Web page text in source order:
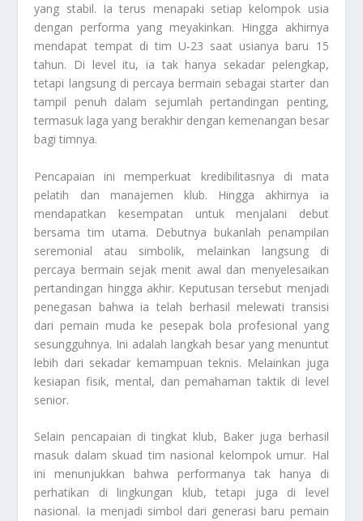
yang stabil. Ia terus menapaki setiap kelompok usia
dengan performa yang meyakinkan. Hingga akhirnya
mendapat tempat di tim U‑23 saat usianya baru 15
tahun. Di level itu, ia tak hanya sekadar pelengkap,
tetapi langsung di percaya bermain sebagai starter dan
tampil penuh dalam sejumlah pertandingan penting,
termasuk laga yang berakhir dengan kemenangan besar
bagi timnya.
Pencapaian ini memperkuat kredibilitasnya di mata
pelatih dan manajemen klub. Hingga akhirnya ia
mendapatkan kesempatan untuk menjalani debut
bersama tim utama. Debutnya bukanlah penampilan
seremonial atau simbolik, melainkan langsung di
percaya bermain sejak menit awal dan menyelesaikan
pertandingan hingga akhir. Keputusan tersebut menjadi
penegasan bahwa ia telah berhasil melewati transisi
dari pemain muda ke pesepak bola profesional yang
sesungguhnya. Ini adalah langkah besar yang menuntut
lebih dari sekadar kemampuan teknis. Melainkan juga
kesiapan fisik, mental, dan pemahaman taktik di level
senior.
Selain pencapaian di tingkat klub, Baker juga berhasil
masuk dalam skuad tim nasional kelompok umur. Hal
ini menunjukkan bahwa performanya tak hanya di
perhatikan di lingkungan klub, tetapi juga di level
nasional. Ia menjadi simbol dari generasi baru pemain